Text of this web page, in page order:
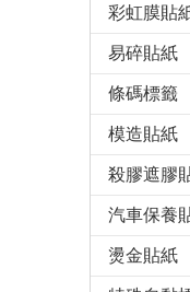
彩虹膜貼
易碎貼紙
條碼標籤
模造貼紙
殺膠遮膠
汽車保養
燙金貼紙